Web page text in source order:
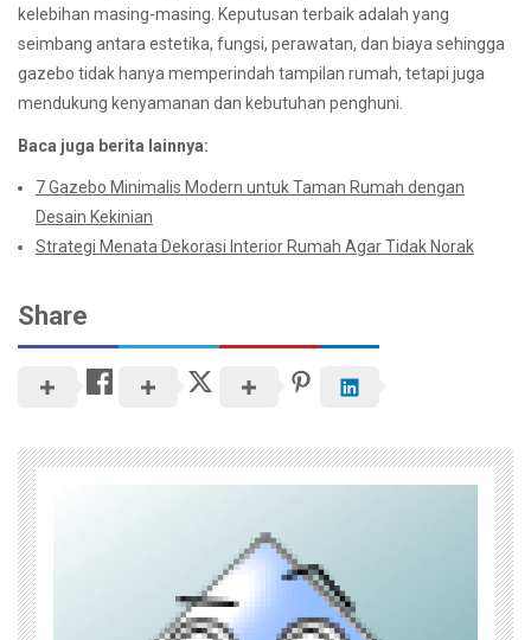
kelebihan masing-masing. Keputusan terbaik adalah yang
seimbang antara estetika, fungsi, perawatan, dan biaya sehingga
gazebo tidak hanya memperindah tampilan rumah, tetapi juga
mendukung kenyamanan dan kebutuhan penghuni.
Baca juga berita lainnya:
7 Gazebo Minimalis Modern untuk Taman Rumah dengan
Desain Kekinian
Strategi Menata Dekorasi Interior Rumah Agar Tidak Norak
Share